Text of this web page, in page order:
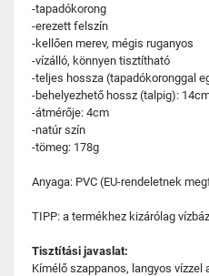
-tapadókorong
-erezett felszín
-kellően merev, mégis ruganyos
-vízálló, könnyen tisztítható
-teljes hossza (tapadókoronggal
-behelyezhető hossz (talpig):
-átmérője: 4cm
-natúr szín
-tömeg: 178g
Anyaga: PVC (EU-rendeletnek
TIPP: a termékhez kizárólag
Tisztítási javaslat:
Kímélő szappanos, langyos vízzel